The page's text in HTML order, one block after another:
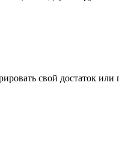
свой достаток